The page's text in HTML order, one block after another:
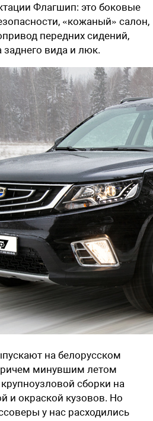
Флагшип: это боковые
«кожаный» салон,
передних сидений,
заднего вида и люк.
на белорусском
минувшим летом
сборки на
и окраской кузовов. Но
у нас расходились